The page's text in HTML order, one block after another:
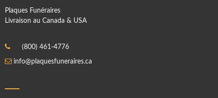
Plaques Funéraires
Livraison au Canada & USA
(800) 461-4776
info@plaquesfuneraires.ca